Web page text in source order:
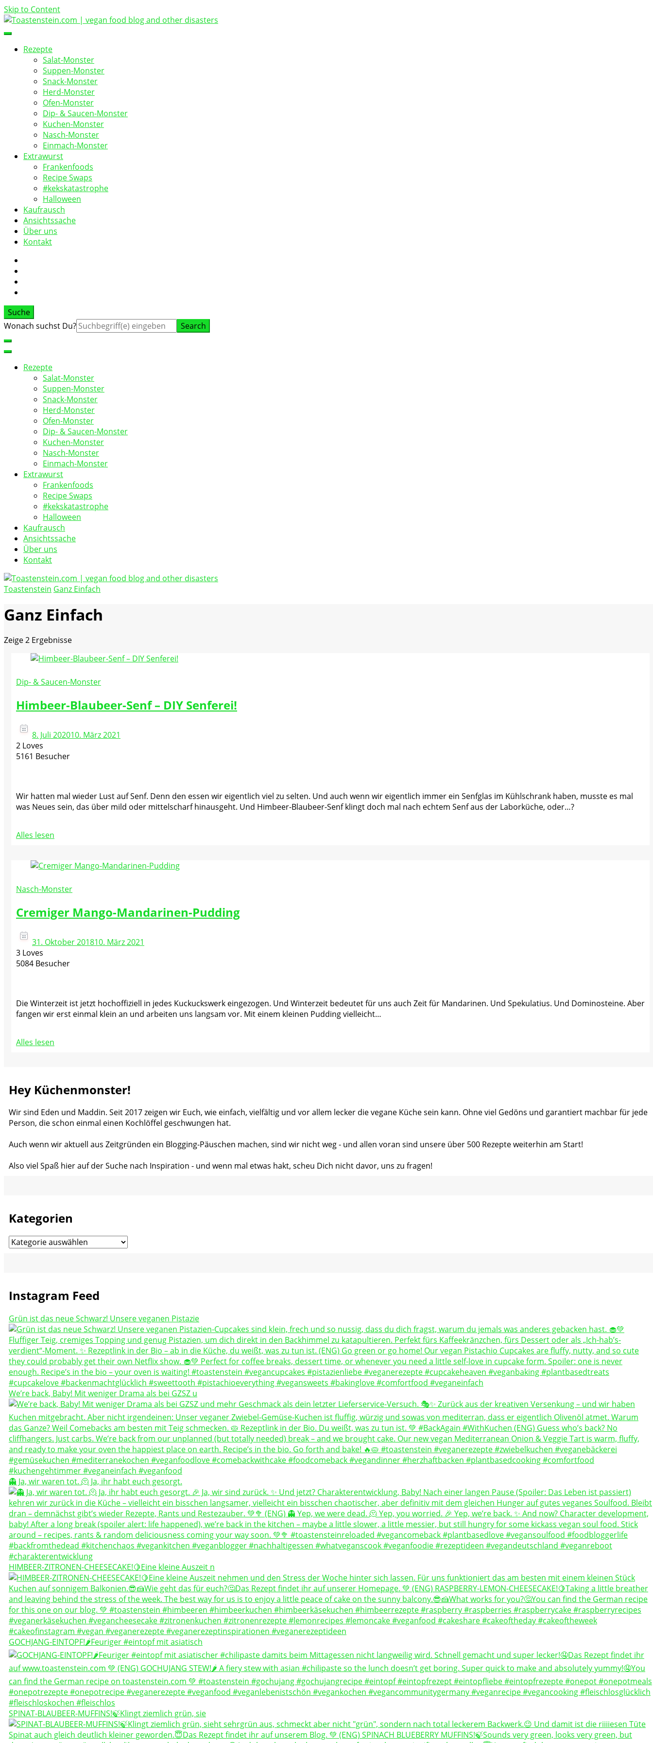
Skip to Content
Toastenstein.com
vegan food blog
Rezepte
Salat-Monster
Suppen-Monster
Snack-Monster
Herd-Monster
Ofen-Monster
Dip- & Saucen-Monster
Kuchen-Monster
Nasch-Monster
Einmach-Monster
Extrawurst
Frankenfoods
Recipe Swaps
#kekskatastrophe
Halloween
Kaufrausch
Ansichtssache
Über uns
Kontakt
Suche
Suche
Wonach suchst Du?
Rezepte
Salat-Monster
Suppen-Monster
Snack-Monster
Herd-Monster
Ofen-Monster
Dip- & Saucen-Monster
Kuchen-Monster
Nasch-Monster
Einmach-Monster
Extrawurst
Frankenfoods
Recipe Swaps
#kekskatastrophe
Halloween
Kaufrausch
Ansichtssache
Über uns
Kontakt
Toastenstein.com
Toastenstein Ganz Einfach
Ganz Einfach
Zeige2 Ergebnisse
Dip- & Saucen-Monster
Himbeer-Blaubeer-Senf – DIY Senferei!
8. Juli 202010. März 2021
2 Loves
5161 Besucher
Wir hatten mal wieder Lust auf Senf. Denn den essen wir eigentlich viel zu selten. Und auch wenn wir eigentlich immer ein Senfglas im Kühlschrank haben, musste es mal
was Neues sein, das über mild oder mittelscharf hinausgeht. Und Himbeer-Blaubeer-Senf klingt doch mal nach echtem Senf aus der Laborküche, oder…?
Alles lesen
Nasch-Monster
Cremiger Mango-Mandarinen-Pudding
31. Oktober 201810. März 2021
3 Loves
5084 Besucher
Die Winterzeit ist jetzt hochoffiziell in jedes Kuckuckswerk eingezogen. Und Winterzeit bedeutet für uns auch Zeit für Mandarinen. Und Spekulatius. Und Dominosteine. Aber
fangen wir erst einmal klein an und arbeiten uns langsam vor. Mit einem kleinen Pudding vielleicht…
Alles lesen
Hey Küchenmonster!
Wir sind Eden und Maddin. Seit 2017 zeigen wir Euch, wie einfach, vielfältig und vor allem lecker die vegane Küche sein kann. Ohne viel Gedöns und garantiert machbar für jede
Person, die schon einmal einen Kochlöffel geschwungen hat.
Auch wenn wir aktuell aus Zeitgründen ein Blogging-Päuschen machen, sind wir nicht weg - und allen voran sind unsere über 500 Rezepte weiterhin am Start!
Also viel Spaß hier auf der Suche nach Inspiration - und wenn mal etwas hakt, scheu Dich nicht davor, uns zu fragen!
Kategorien
Kategorien
Instagram Feed
Grün ist das neue Schwarz! Unsere veganen Pistazie
We’re back, Baby! Mit weniger Drama als bei GZSZ u
👻 Ja, wir waren tot. 🫠 Ja, ihr habt euch gesorgt.
HIMBEER-ZITRONEN-CHEESECAKE!🍋Eine kleine Auszeit n
GOCHJANG-EINTOPF!🌶️Feuriger #eintopf mit asiatisch
SPINAT-BLAUBEER-MUFFINS!🍃Klingt ziemlich grün, sie